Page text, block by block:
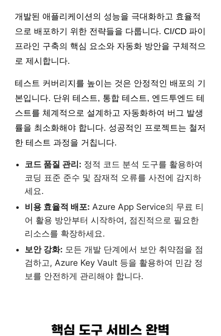
개발된 애플리케이션의 성능을 극대화하고 효율적
으로 배포하기 위한 전략들을 다룹니다. CI/CD 파이
프라인 구축의 핵심 요소와 자동화 방안을 구체적으
로 제시합니다.
테스트 커버리지를 높이는 것은 안정적인 배포의 기
본입니다. 단위 테스트, 통합 테스트, 엔드투엔드 테
스트를 체계적으로 설계하고 자동화하여 버그 발생
률을 최소화해야 합니다. 성공적인 프로젝트는 철저
한 테스트 과정을 거칩니다.
코드 품질 관리: 정적 코드 분석 도구를 활용하여
코딩 표준 준수 및 잠재적 오류를 사전에 감지하
세요.
비용 효율적 배포: Azure App Service의 무료 티
어 활용 방안부터 시작하여, 점진적으로 필요한
리소스를 확장하세요.
보안 강화: 모든 개발 단계에서 보안 취약점을 점
검하고, Azure Key Vault 등을 활용하여 민감 정
보를 안전하게 관리해야 합니다.